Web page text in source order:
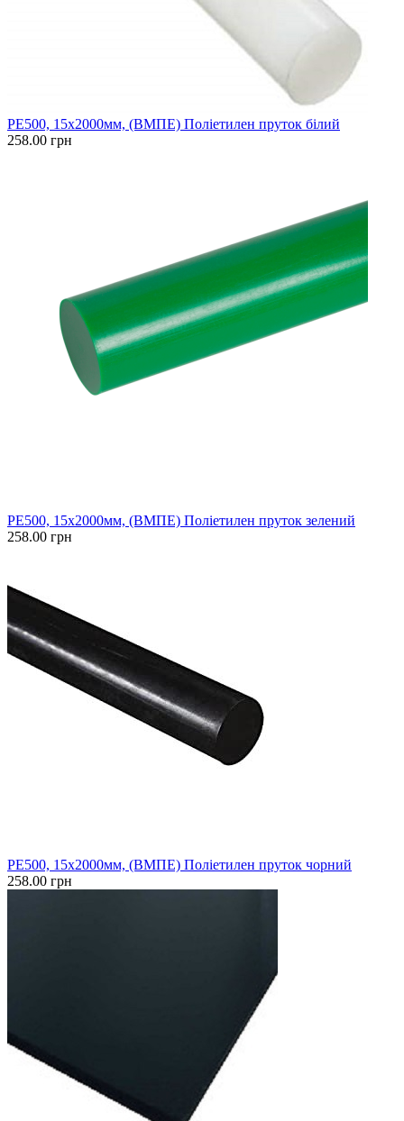
PE500, 15x2000мм, (ВМПЕ) Поліетилен пруток білий
258.00 грн
PE500, 15x2000мм, (ВМПЕ) Поліетилен пруток зелений
258.00 грн
PE500, 15x2000мм, (ВМПЕ) Поліетилен пруток чорний
258.00 грн